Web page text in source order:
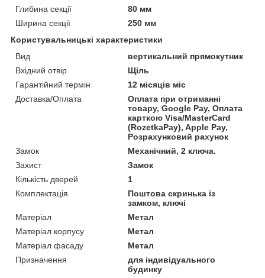
Глибина секції
80 мм
Ширина секції
250 мм
Користувальницькі характеристики
Вид
вертикальний прямокутник
Вхідний отвір
Щіль
Гарантійний термін
12 місяців міс
Доставка/Оплата
Оплата при отриманні
товару, Google Pay, Оплата
карткою Visa/MasterCard
(RozetkaPay), Apple Pay,
Розрахунковий рахунок
Замок
Механічний, 2 ключа.
Захист
Замок
Кількість дверей
1
Комплектація
Поштова скринька із
замком, ключі
Матеріал
Метал
Матеріал корпусу
Метал
Матеріал фасаду
Метал
Призначення
для індивідуального
будинку